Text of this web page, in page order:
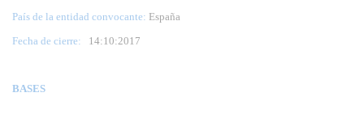
País de la entidad convocante: España
Fecha de cierre: 14:10:2017
BASES